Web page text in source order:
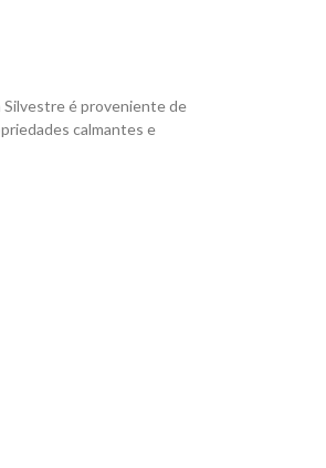
Silvestre é proveniente de
calmantes e